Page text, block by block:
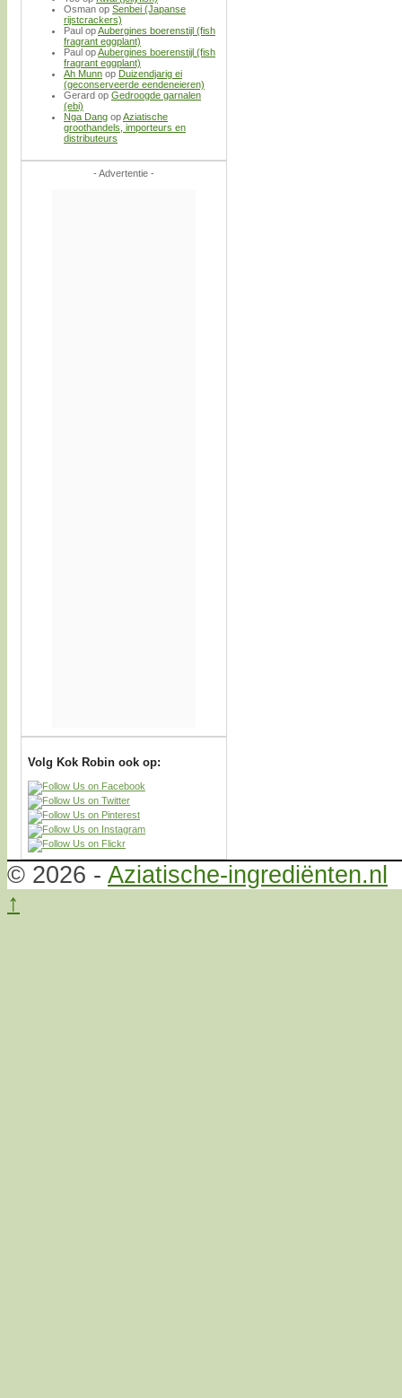
Osman op Senbei (Japanse
rijstcrackers)
Paul opAubergines boerenstijl (fish
fragrant eggplant)
Paul opAubergines boerenstijl (fish
fragrant eggplant)
Ah Munn op Duizendjarig ei
(geconserveerde eendeneieren)
Gerard op Gedroogde garnalen
(ebi)
Nga Dang opAziatische
groothandels, importeurs en
distributeurs
- Advertentie -
Volg Kok Robin ook op:
© 2026 - Aziatische-ingrediënten.nl
↑